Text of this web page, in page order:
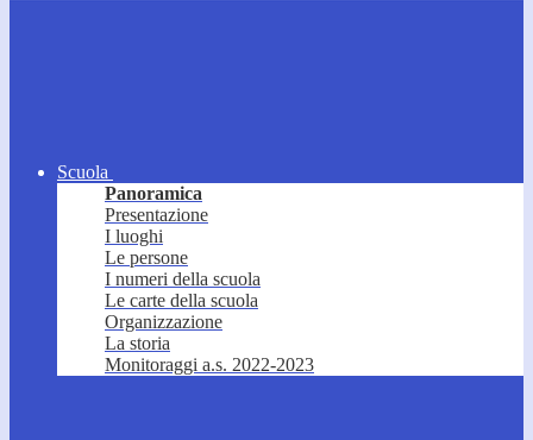
Scuola
Panoramica
Presentazione
I luoghi
Le persone
I numeri della scuola
Le carte della scuola
Organizzazione
La storia
Monitoraggi a.s. 2022-2023